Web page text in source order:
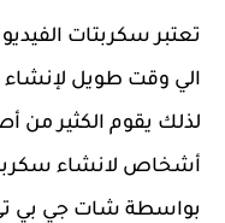
تعتبر سكربتات
الي وقت طويل
لذلك يقوم الكثير من
أشخاص لانشاء
بواسطة شات جي بي